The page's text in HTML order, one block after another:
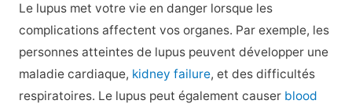
Le lupus met votre vie en danger lorsque les
complications affectent vos organes. Par exemple, les
personnes atteintes de lupus peuvent développer une
maladie cardiaque, kidney failure, et des difficultés
respiratoires. Le lupus peut également causer blood